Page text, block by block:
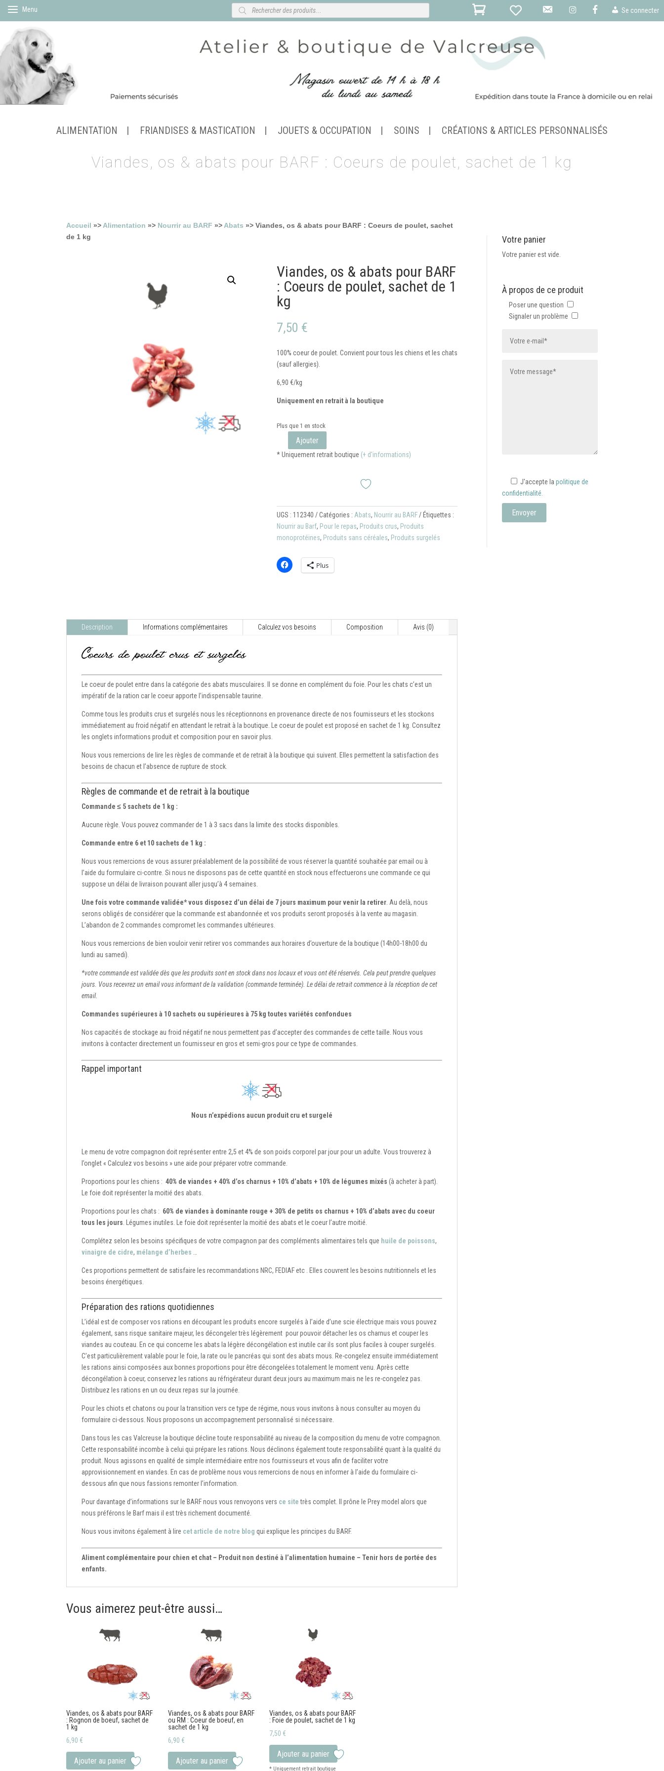
Menu
Recherche
produits
m
Se connecter
ALIMENTATION FRIANDISES & MASTICATION JOUETS & OCCUPATION SOINS CRÉATIONS & ARTICLES PERSONNALISÉS
Viandes, os & abats pour BARF : Coeurs de poulet, sachet de 1 kg
Accueil »>Alimentation »> Nourrir au BARF »>Abats »> Viandes, os & abats pour BARF : Coeurs de poulet, sachet
de 1 kg
Viandes, os & abats pour BARF
: Coeurs de poulet, sachet de 1
kg
7,50 €
100% coeur de poulet. Convient pour tous les chiens et les chats
(sauf allergies).
6,90 €/kg
Uniquement en retrait à la boutique
Plus que 1 en stock
quantité
de
pour
BARF
:
de
poulet,
Ajouter
* Uniquement retrait boutique (+ d'informations)
UGS : 112340 Catégories : Abats, Nourrir au BARF
Étiquettes :
Nourrir au Barf, Pour le repas, Produits crus, Produits
monoprotéines, Produits sans céréales, Produits surgelés
Plus
Description Informations complémentaires Calculez vos besoins Composition Avis (0)
Coeurs de poulet crus et surgelés
Le coeur de poulet entre dans la catégorie des abats musculaires. Il se donne en complément du foie. Pour les chats c’est un
impératif de la ration car le coeur apporte l’indispensable taurine.
Comme tous les produits crus et surgelés nous les réceptionnons en provenance directe de nos fournisseurs et les stockons
immédiatement au froid négatif en attendant le retrait à la boutique. Le coeur de poulet est proposé en sachet de 1 kg. Consultez
les onglets informations produit et composition pour en savoir plus.
Nous vous remercions de lire les règles de commande et de retrait à la boutique qui suivent. Elles permettent la satisfaction des
besoins de chacun et l’absence de rupture de stock.
Règles de commande et de retrait à la boutique
Commande ≤ 5 sachets de 1 kg :
Aucune règle. Vous pouvez commander de 1 à 3 sacs dans la limite des stocks disponibles.
Commande entre 6 et 10 sachets de 1 kg :
Nous vous remercions de vous assurer préalablement de la possibilité de vous réserver la quantité souhaitée par email ou à
l’aide du formulaire ci-contre. Si nous ne disposons pas de cette quantité en stock nous effectuerons une commande ce qui
suppose un délai de livraison pouvant aller jusqu’à 4 semaines.
Une fois votre commande validée* vous disposez d’un délai de 7 jours maximum pour venir la retirer . Au delà, nous
serons obligés de considérer que la commande est abandonnée et vos produits seront proposés à la vente au magasin.
L’abandon de 2 commandes compromet les commandes ultérieures.
Nous vous remercions de bien vouloir venir retirer vos commandes aux horaires d’ouverture de la boutique (14h00-18h00 du
lundi au samedi).
*votre commande est validée dès que les produits sont en stock dans nos locaux et vous ont été réservés. Cela peut prendre quelques
jours. Vous recevrez un email vous informant de la validation (commande terminée). Le délai de retrait commence à la réception de cet
email.
Commandes supérieures à 10 sachets ou supérieures à 75 kg toutes variétés confondues
Nos capacités de stockage au froid négatif ne nous permettent pas d’accepter des commandes de cette taille. Nous vous
invitons à contacter directement un fournisseur en gros et semi-gros pour ce type de commandes.
Rappel important
Nous n’expédions aucun produit cru et surgelé
Le menu de votre compagnon doit représenter entre 2,5 et 4% de son poids corporel par jour pour un adulte. Vous trouverez à
l’onglet « Calculez vos besoins » une aide pour préparer votre commande.
Proportions pour les chiens :40% de viandes + 40% d’os charnus + 10% d’abats + 10% de légumes mixés (à acheter à part).
Le foie doit représenter la moitié des abats.
Proportions pour les chats : 60% de viandes à dominante rouge + 30% de petits os charnus + 10% d’abats avec du coeur
tous les jours . Légumes inutiles. Le foie doit représenter la moitié des abats et le coeur l’autre moitié.
Complétez selon les besoins spécifiques de votre compagnon par des compléments alimentaires tels que huile de poissons,
vinaigre de cidre, mélange d’herbes
Ces proportions permettent de satisfaire les recommandations NRC, FEDIAF etc . Elles couvrent les besoins nutritionnels et les
besoins énergétiques.
Préparation des rations quotidiennes
L’idéal est de composer vos rations en découpant les produits encore surgelés à l’aide d’une scie électrique mais vous pouvez
également, sans risque sanitaire majeur, les décongeler très légèrement pour pouvoir détacher les os charnus et couper les
viandes au couteau. En ce qui concerne les abats la légère décongélation est inutile car ils sont plus faciles à couper surgelés.
C’est particulièrement valable pour le foie, la rate ou le pancréas qui sont des abats mous. Re-congelez ensuite immédiatement
les rations ainsi composées aux bonnes proportions pour être décongelées totalement le moment venu. Après cette
décongélation à coeur, conservez les rations au réfrigérateur durant deux jours au maximum mais ne les re-congelez pas.
Distribuez les rations en un ou deux repas sur la journée.
Pour les chiots et chatons ou pour la transition vers ce type de régime, nous vous invitons à nous consulter au moyen du
formulaire ci-dessous. Nous proposons un accompagnement personnalisé si nécessaire.
Dans tous les cas Valcreuse la boutique décline toute responsabilité au niveau de la composition du menu de votre compagnon.
Cette responsabilité incombe à celui qui prépare les rations. Nous déclinons également toute responsabilité quant à la qualité du
produit. Nous agissons en qualité de simple intermédiaire entre nos fournisseurs et vous afin de faciliter votre
approvisionnement en viandes. En cas de problème nous vous remercions de nous en informer à l’aide du formulaire ci-
dessous afin que nous fassions remonter l’information.
Pour davantage d’informations sur le BARF nous vous renvoyons vers ce site très complet. Il prône le Prey model alors que
nous préférons le Barf mais il est très richement documenté.
Nous vous invitons également à lire cet article de notre blog qui explique les principes du BARF.
Aliment complémentaire pour chien et chat – Produit non destiné à l’alimentation humaine – Tenir hors de portée des
enfants.
Vous aimerez peut-être aussi…
Viandes, os & abats pour BARF
: Rognon de boeuf, sachet de
1 kg
6,90 €
Ajouter au panier
Viandes, os & abats pour BARF
ou RM : Coeur de boeuf, en
sachet de 1 kg
6,90 €
Ajouter au panier
Viandes, os & abats pour BARF
: Foie de poulet, sachet de 1 kg
7,50 €
Ajouter au panier
Votre panier
Votre panier est vide.
À propos de ce produit
Poser une question
Signaler un problème
J'accepte lapolitique de
confidentialité.